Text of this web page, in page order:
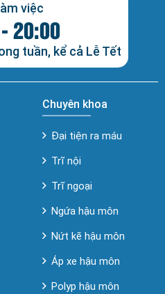
việc
20:00
tuần, kể cả Lễ Tết
Chuyên khoa
Đại tiện ra máu
Trĩ nội
Trĩ ngoại
Ngứa hậu môn
Nứt kẽ hậu môn
Áp xe hậu môn
Polyp hậu môn